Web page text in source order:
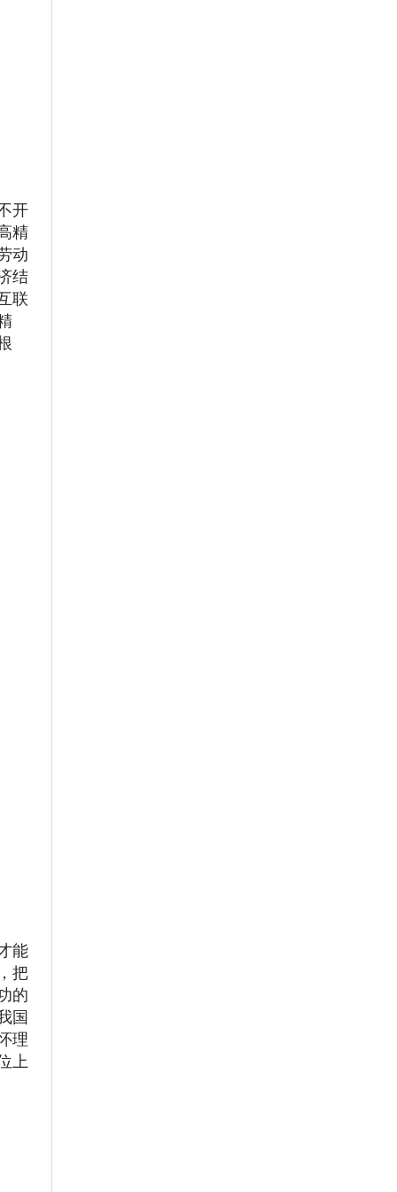
开
精
动
结
联
能
把
的
国
理
上